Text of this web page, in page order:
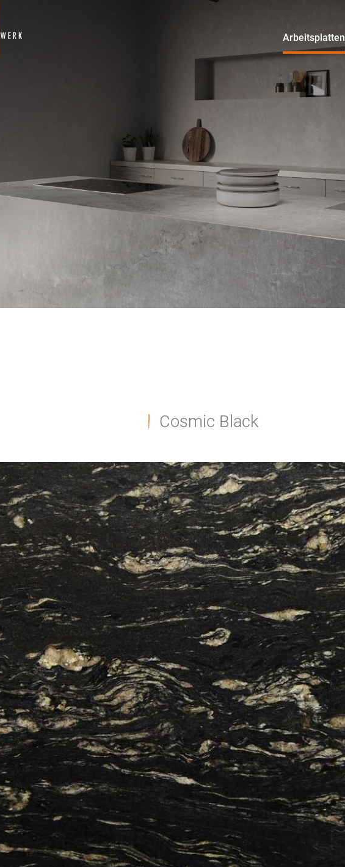
Arbeitsplatten
Cosmic Black